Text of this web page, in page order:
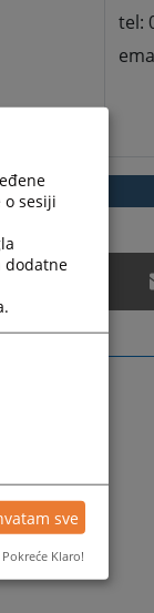
tel:
o sesiji
dodatne
sve
Pokreće Klaro!